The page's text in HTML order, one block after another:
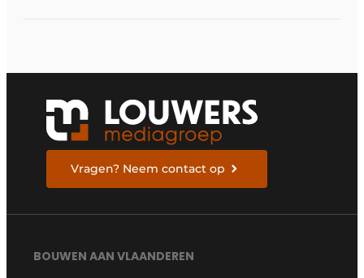
Vragen? Neem contact op
BOUWEN AAN VLAANDEREN